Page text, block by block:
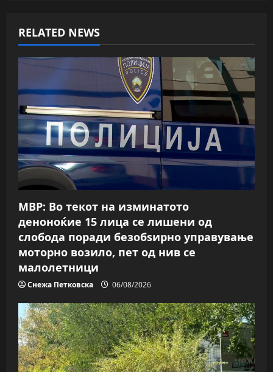
a
v
g
a
t
i
o
n
RELATED NEWS
МВР: Во текот на изминатото
деноноќие 15 лица се лишени од
слобода поради безобѕирно управување
моторно возило, пет од нив се
малолетници
Снежа Петковска 06/08/2026